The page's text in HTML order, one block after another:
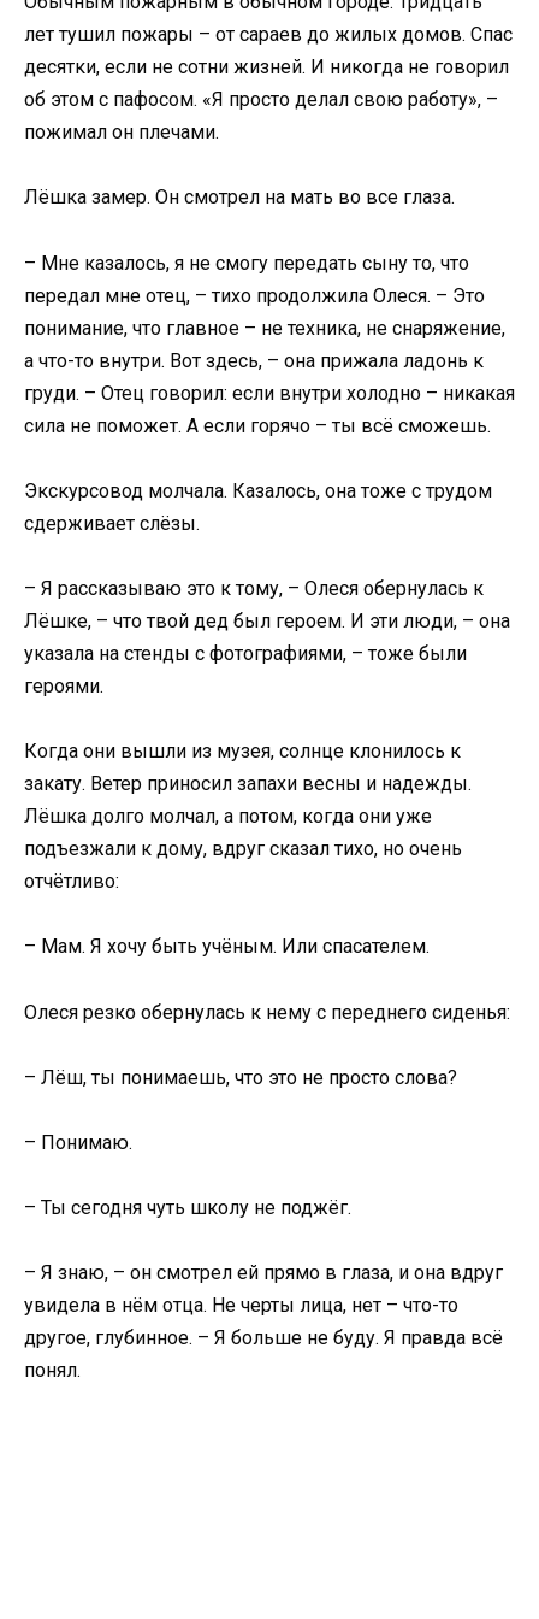
лет тушил пожары – от сараев до жилых домов. Спас
десятки, если не сотни жизней. И никогда не говорил
об этом с пафосом. «Я просто делал свою работу», –
пожимал он плечами.
Лёшка замер. Он смотрел на мать во все глаза.
– Мне казалось, я не смогу передать сыну то, что
передал мне отец, – тихо продолжила Олеся. – Это
понимание, что главное – не техника, не снаряжение,
а что-то внутри. Вот здесь, – она прижала ладонь к
груди. – Отец говорил: если внутри холодно – никакая
сила не поможет. А если горячо – ты всё сможешь.
Экскурсовод молчала. Казалось, она тоже с трудом
сдерживает слёзы.
– Я рассказываю это к тому, – Олеся обернулась к
Лёшке, – что твой дед был героем. И эти люди, – она
указала на стенды с фотографиями, – тоже были
героями.
Когда они вышли из музея, солнце клонилось к
закату. Ветер приносил запахи весны и надежды.
Лёшка долго молчал, а потом, когда они уже
подъезжали к дому, вдруг сказал тихо, но очень
отчётливо:
– Мам. Я хочу быть учёным. Или спасателем.
Олеся резко обернулась к нему с переднего сиденья:
– Лёш, ты понимаешь, что это не просто слова?
– Понимаю.
– Ты сегодня чуть школу не поджёг.
– Я знаю, – он смотрел ей прямо в глаза, и она вдруг
увидела в нём отца. Не черты лица, нет – что-то
другое, глубинное. – Я больше не буду. Я правда всё
понял.